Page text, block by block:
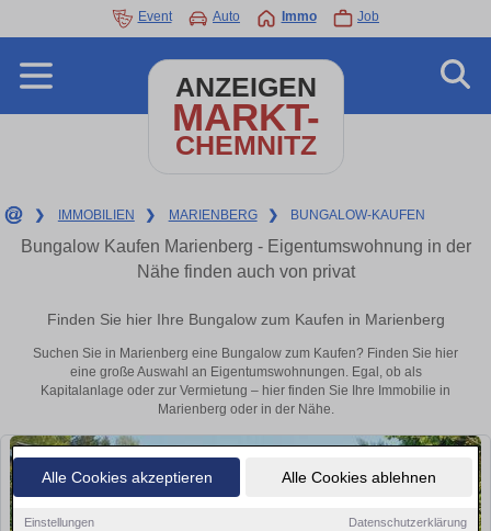
Alle Cookies akzeptieren Alle Cookies ablehnen
Einstellungen Datenschutzerklärung
Event Auto Immo Job
ANZEIGEN
MARKT-
CHEMNITZ
❯ IMMOBILIEN ❯ MARIENBERG ❯ BUNGALOW-KAUFEN
Bungalow Kaufen Marienberg - Eigentumswohnung in der
Nähe finden auch von privat
Finden Sie hier Ihre Bungalow zum Kaufen in Marienberg
Suchen Sie in Marienberg eine Bungalow zum Kaufen? Finden Sie hier
eine große Auswahl an Eigentumswohnungen. Egal, ob als
Kapitalanlage oder zur Vermietung – hier finden Sie Ihre Immobilie in
Marienberg oder in der Nähe.